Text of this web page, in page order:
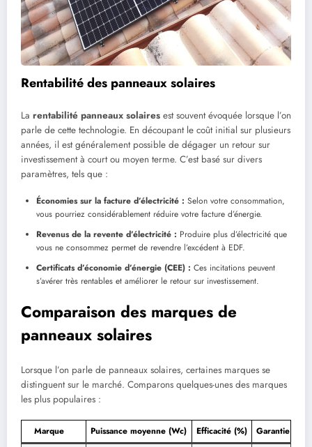
Rentabilité des panneaux solaires
La rentabilité panneaux solaires est souvent évoquée lorsque l’on
parle de cette technologie. En découpant le coût initial sur plusieurs
années, il est généralement possible de dégager un retour sur
investissement à court ou moyen terme. C’est basé sur divers
paramètres, tels que :
Économies sur la facture d’électricité : Selon votre consommation,
vous pourriez considérablement réduire votre facture d’énergie.
Revenus de la revente d’électricité : Produire plus d’électricité que
vous ne consommez permet de revendre l’excédent à EDF.
Certificats d’économie d’énergie (CEE) : Ces incitations peuvent
s’avérer très rentables et améliorer le retour sur investissement.
Comparaison des marques de
panneaux solaires
Lorsque l’on parle de panneaux solaires, certaines marques se
distinguent sur le marché. Comparons quelques-unes des marques
les plus populaires :
Marque Puissance moyenne (Wc) Efficacité (%)
Garantie